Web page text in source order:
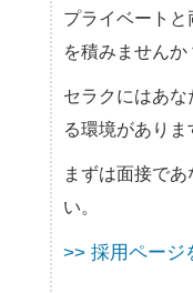
プライベート
を積みませんか
セラクにはあな
る環境がありま
まずは面接で
い。
>> 採用ページ